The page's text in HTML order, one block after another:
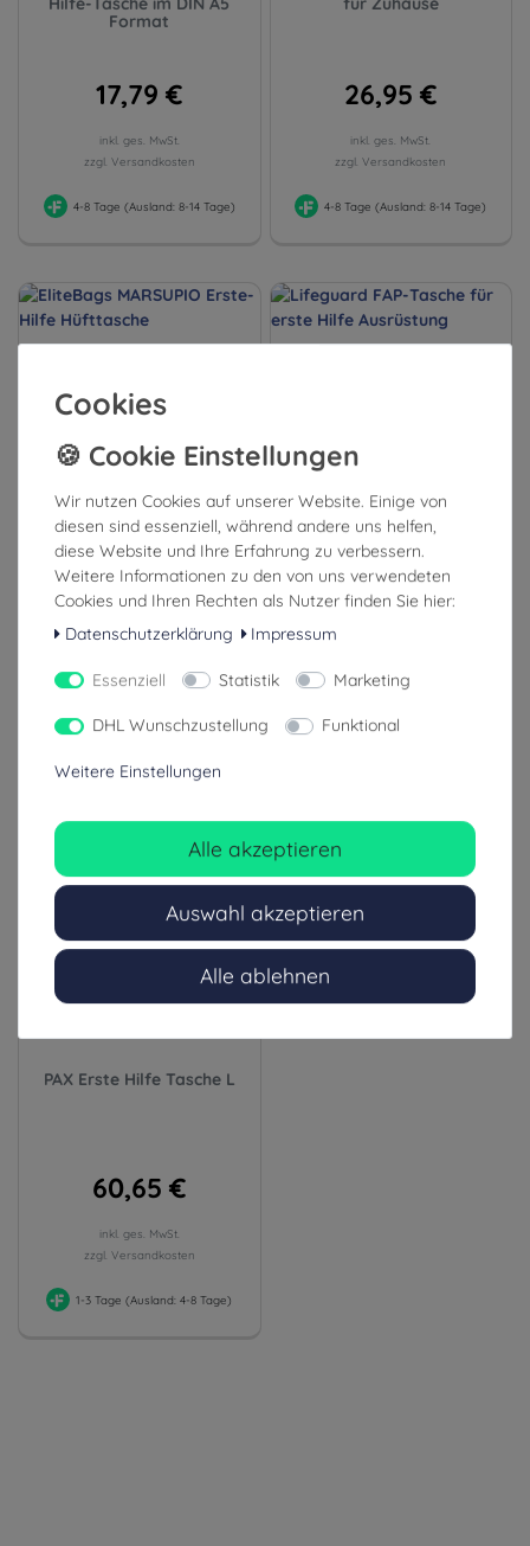
Format
17,79 €
inkl. ges. MwSt.
zzgl. Versandkosten
4-8 Tage (Ausland: 8-14 Tage)
26,95 €
inkl. ges. MwSt.
zzgl. Versandkosten
4-8 Tage (Ausland: 8-14 Tage)
EliteBags MARSUPIO Erste-
Hilfe Hüfttasche
16,95 €
inkl. ges. MwSt.
Lifeguard FAP-Tasche für
erste Hilfe Ausrüstung
inkl. ges. MwSt.
PAX Erste Hilfe Tasche L
60,65 €
inkl. ges. MwSt.
zzgl. Versandkosten
1-3 Tage (Ausland: 4-8 Tage)
Cookies
Wir nutzen Cookies auf unserer Website. Einige von
diesen sind essenziell, während andere uns helfen,
diese Website und Ihre Erfahrung zu verbessern.
Weitere Informationen zu den von uns verwendeten
Cookies und Ihren Rechten als Nutzer finden Sie hier:
Datenschutzerklärung
Impressum
Essenziell Statistik Marketing
DHL Wunschzustellung Funktional
Weitere Einstellungen
Alle akzeptieren
Auswahl akzeptieren
Alle ablehnen